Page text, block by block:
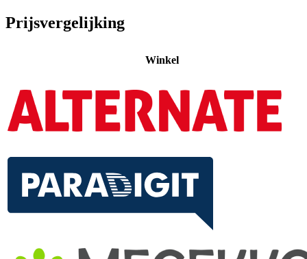
Prijsvergelijking
Winkel